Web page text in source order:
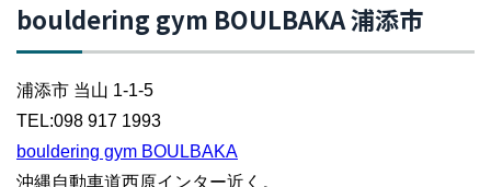
bouldering gym BOULBAKA 浦添市
浦添市 当山 1-1-5
TEL:098 917 1993
bouldering gym BOULBAKA
沖縄自動車道西原インター近く。